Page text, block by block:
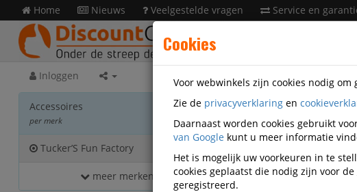
Home Nieuws Veelgestelde vragen Service en
Inloggen
Accessoires
per merk
Tucker’S Fun Factory
meer merken...
Accessoires
Cookies
Voor webwinkels zijn cookies nodig
Zie de privacyverklaring en
Daarnaast worden cookies gebruikt
van Google kunt u meer informatie
Het is mogelijk uw voorkeuren in te
cookies geplaatst die nodig zijn voor
geregistreerd.